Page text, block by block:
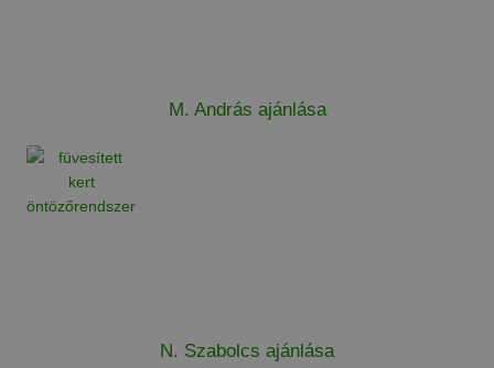
M. András ajánlása
N. Szabolcs ajánlása